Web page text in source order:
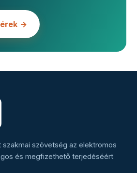
→
szövetség az elektromos
és megfizethető terjedéséért